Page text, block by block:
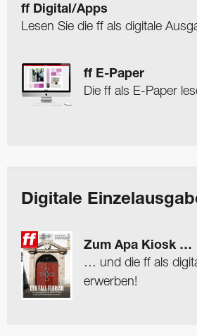
ff Digital/Apps
Lesen Sie die ff als digitale
ff E-Paper
Die ff als E-Paper
Digitale
Zum Apa Kiosk …
… und die ff als
erwerben!